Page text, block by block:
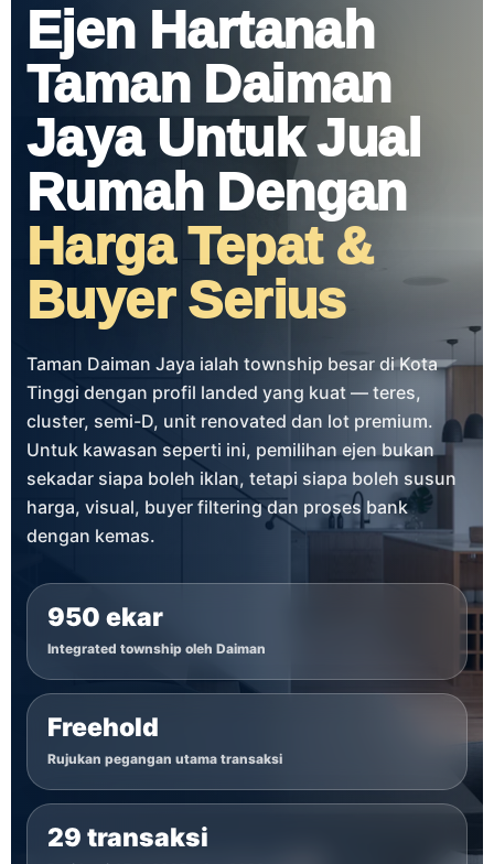
Ejen Hartanah
Taman Daiman
Jaya Untuk Jual
Rumah Dengan
Harga Tepat &
Buyer Serius
Taman Daiman Jaya ialah township besar di Kota
Tinggi dengan profil landed yang kuat — teres,
cluster, semi-D, unit renovated dan lot premium.
Untuk kawasan seperti ini, pemilihan ejen bukan
sekadar siapa boleh iklan, tetapi siapa boleh susun
harga, visual, buyer filtering dan proses bank
dengan kemas.
950 ekar
Integrated township oleh Daiman
Freehold
Rujukan pegangan utama transaksi
29 transaksi